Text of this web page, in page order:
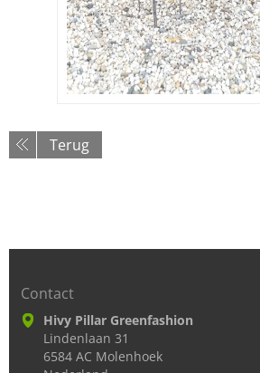
Terug
Contact
Hivy Pillar Greenfashion
Lindenlaan 31
6584 AC Molenhoek